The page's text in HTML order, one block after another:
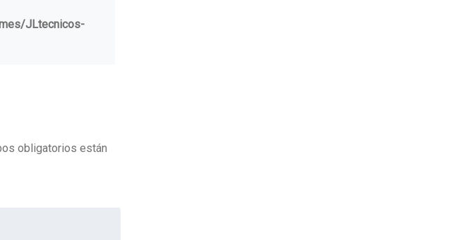
JLtecnicos-
obligatorios están